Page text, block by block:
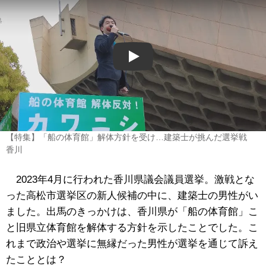
Play
【特集】「船の体育館」解体方針を受け…建築士が挑んだ選挙戦
香川
2023年4月に行われた香川県議会議員選挙。激戦とな
った高松市選挙区の新人候補の中に、建築士の男性がい
ました。出馬のきっかけは、香川県が「船の体育館」こ
と旧県立体育館を解体する方針を示したことでした。こ
れまで政治や選挙に無縁だった男性が選挙を通じて訴え
たこととは？